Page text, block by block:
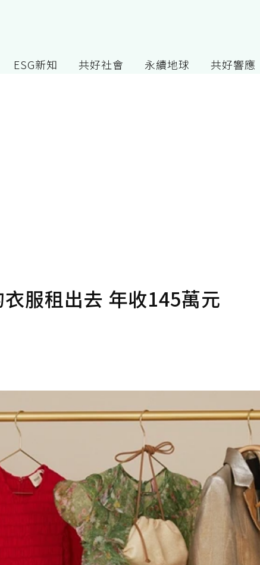
ESG新知 共好社會 永續地球 共好響應
服租出去 年收145萬元